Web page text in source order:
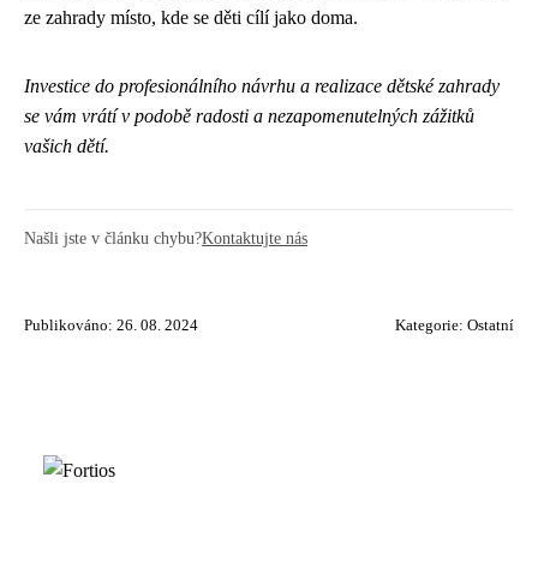
ze zahrady místo, kde se děti cílí jako doma.
Investice do profesionálního návrhu a realizace dětské zahrady
se vám vrátí v podobě radosti a nezapomenutelných zážitků
vašich dětí.
Našli jste v článku chybu?Kontaktujte nás
Publikováno: 26. 08. 2024 Kategorie: Ostatní